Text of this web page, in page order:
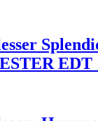
EDT